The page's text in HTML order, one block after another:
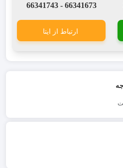
66341673 - 66341743
ارتباط از ایتا